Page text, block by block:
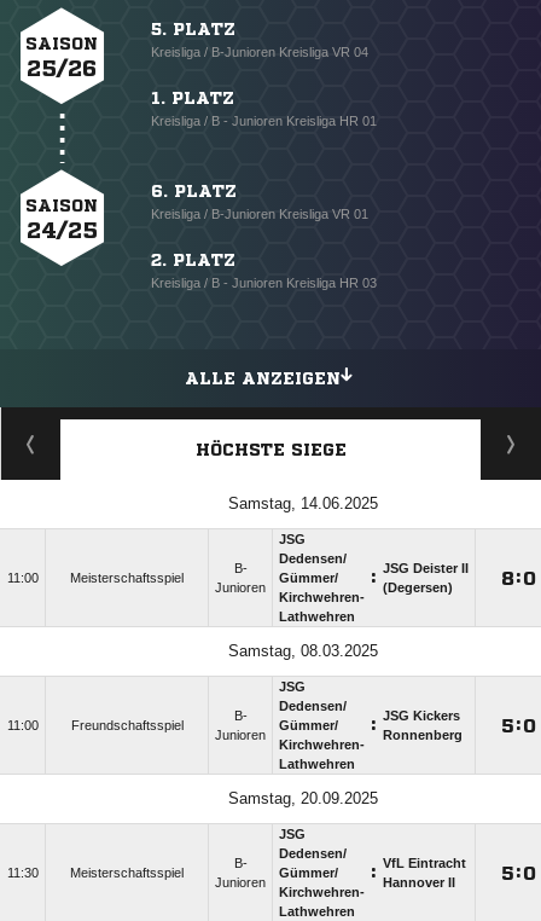
SAISON
25/26
5. PLATZ
Kreisliga / B-Junioren Kreisliga VR 04
1. PLATZ
Kreisliga / B - Junioren Kreisliga HR 01
SAISON
24/25
6. PLATZ
Kreisliga / B-Junioren Kreisliga VR 01
2. PLATZ
Kreisliga / B - Junioren Kreisliga HR 03
ALLE ANZEIGEN
HÖCHSTE SIEGE
Samstag, 14.06.2025
11:00 Meisterschaftsspiel
B-
Junioren
JSG
Dedensen/​
Gümmer/​
Kirchwehren-
Lathwehren
: JSG Deister II
(Degersen)
:
Samstag, 08.03.2025
11:00 Freundschaftsspiel
B-
Junioren
JSG
Dedensen/​
Gümmer/​
Kirchwehren-
Lathwehren
: JSG Kickers
Ronnenberg
:
Samstag, 20.09.2025
11:30 Meisterschaftsspiel
B-
Junioren
JSG
Dedensen/​
Gümmer/​
Kirchwehren-
Lathwehren
: VfL Eintracht
Hannover II
: